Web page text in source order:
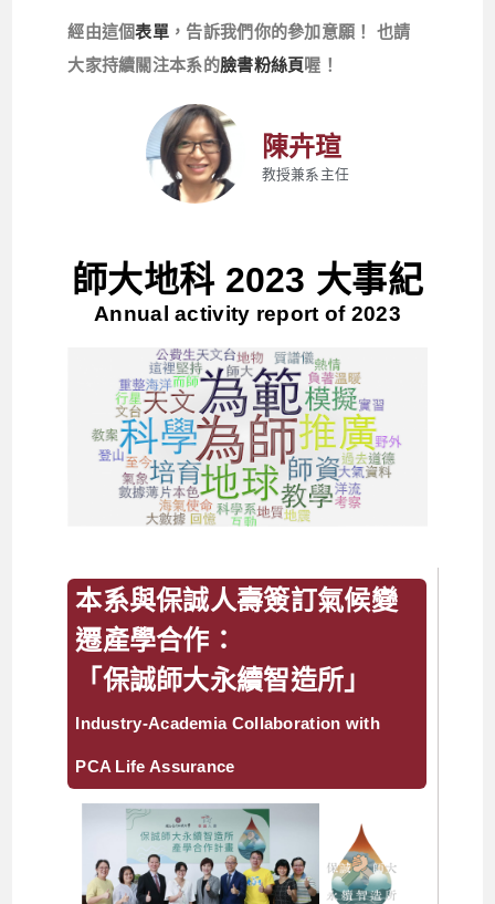
經由這個表單 ，告訴我們你的參加意願！ 也請
大家持續關注本系的臉書粉絲頁喔！
陳卉瑄
教授兼系主任
師大地科 2023 大事紀
Annual activity report of 2023
本系與保誠人壽簽訂氣候變
遷產學合作：
「保誠師大永續智造所」
Industry-Academia Collaboration with
PCA Life Assurance